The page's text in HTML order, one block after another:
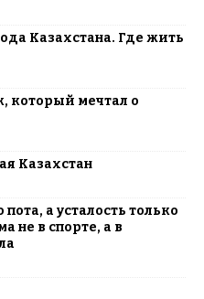
Казахстана. Где жить
который мечтал о
Казахстан
а усталость только
не в спорте, а в